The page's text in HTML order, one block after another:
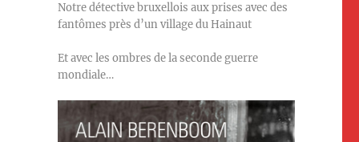
Notre détective bruxellois aux prises avec des
fantômes près d’un village du Hainaut
Et avec les ombres de la seconde guerre
mondiale…